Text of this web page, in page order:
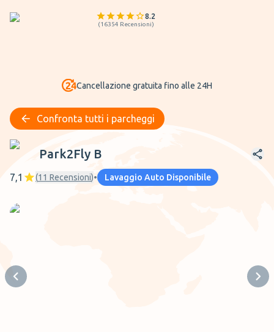
8.2
(16354 Recensioni)
Cancellazione gratuita fino alle 24H
Confronta tutti i parcheggi
Park2Fly B
Park2Fly B
7,1 (11 Recensioni)• Lavaggio Auto Disponibile
Previous slide